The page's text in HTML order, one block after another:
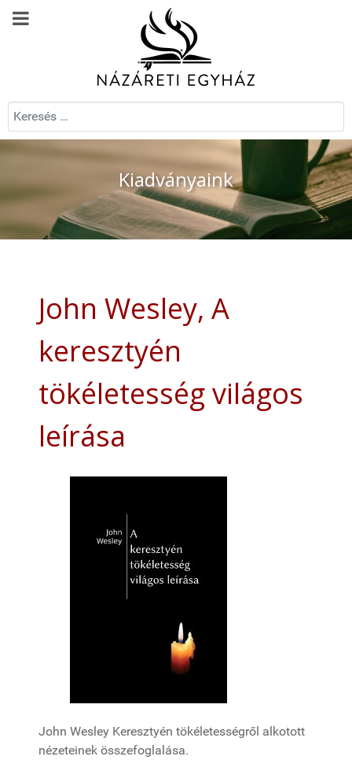
Keresés...
Kiadványaink
John Wesley, A
keresztyén
tökéletesség világos
leírása
John Wesley Keresztyén tökéletességről alkotott
nézeteinek összefoglalása.